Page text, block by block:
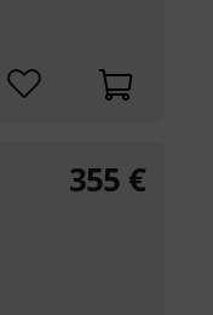
355 €